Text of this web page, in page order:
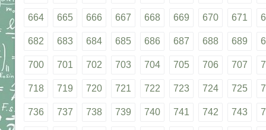
664 665 666 667 668 669 670 671
682 683 684 685 686 687 688 689
700 701 702 703 704 705 706 707
718 719 720 721 722 723 724 725
736 737 738 739 740 741 742 743